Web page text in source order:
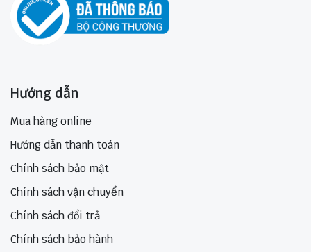
Hướng dẫn
Mua hàng online
Hướng dẫn thanh toán
Chính sách bảo mật
Chính sách vận chuyển
Chính sách đổi trả
Chính sách bảo hành